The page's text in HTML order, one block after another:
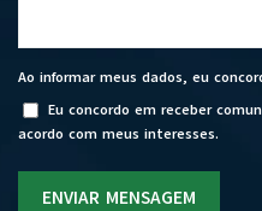
Ao informar meus dados, eu
Eu concordo em receber
acordo com meus interesses.
ENVIAR MENSAGEM